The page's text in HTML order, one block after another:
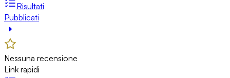
Risultati
Pubblicati
Nessuna recensione
Link rapidi